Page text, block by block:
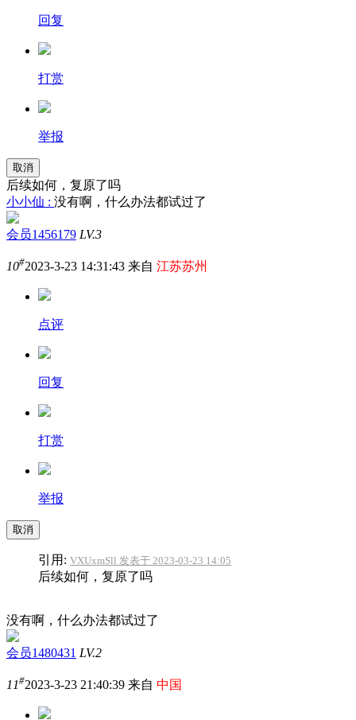
回复
打赏
举报
取消
后续如何，复原了吗
小小仙 : 没有啊，什么办法都试过了
会员1456179 LV.3
10#2023-3-23 14:31:43 来自 江苏苏州
点评
回复
打赏
举报
取消
引用: VXUxmSll 发表于 2023-03-23 14:05
后续如何，复原了吗
没有啊，什么办法都试过了
会员1480431 LV.2
11#2023-3-23 21:40:39 来自 中国